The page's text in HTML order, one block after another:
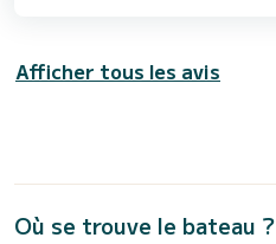
Afficher tous les avis
Où se trouve le bateau ?